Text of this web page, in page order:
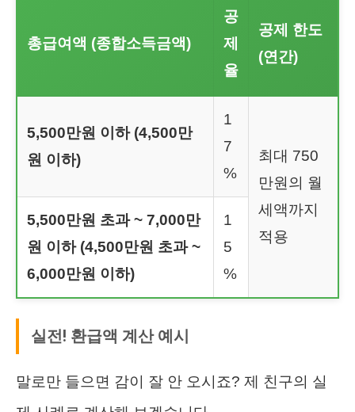
총급여액 (종합소득금액)
공
제
율
공제 한도
(연간)
5,500만원 이하 (4,500만
원 이하)
1
7
%
최대 750
만원의 월
세액까지
적용
5,500만원 초과 ~ 7,000만
원 이하 (4,500만원 초과 ~
6,000만원 이하)
1
5
%
실전! 환급액 계산 예시
말로만 들으면 감이 잘 안 오시죠? 제 친구의 실